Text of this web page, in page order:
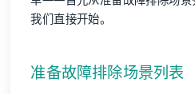
我们直接开始。
准备故障排除场景列表